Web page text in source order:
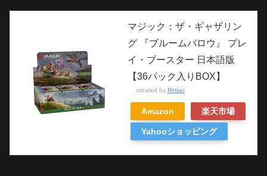
マジック：ザ・ギャザリン
グ 『ブルームバロウ』 プレ
イ・ブースター 日本語版
【36パック入りBOX】
created by Rinker
Amazon 楽天市場
Yahooショッピング